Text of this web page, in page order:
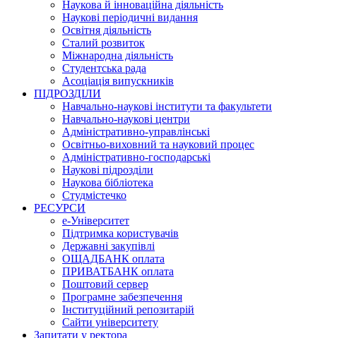
Наукова й інноваційна діяльність
Наукові періодичні видання
Освітня діяльність
Сталий розвиток
Міжнародна діяльність
Студентська рада
Асоціація випускників
ПІДРОЗДІЛИ
Навчально-наукові інститути та факультети
Навчально-наукові центри
Адміністративно-управлінські
Освітньо-виховний та науковий процес
Адміністративно-господарські
Наукові підрозділи
Наукова бібліотека
Студмістечко
РЕСУРСИ
е-Університет
Підтримка користувачів
Державні закупівлі
ОЩАДБАНК оплата
ПРИВАТБАНК оплата
Поштовий сервер
Програмне забезпечення
Інституційний репозитарій
Сайти університету
Запитати у ректора